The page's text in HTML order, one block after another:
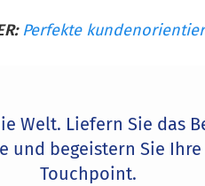
Perfekte
Welt. Liefern Sie das
und begeistern Sie
Touchpoint.